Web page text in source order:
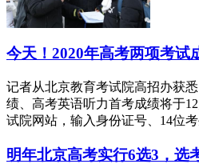
今天！2020年高考两项考试
记者从北京教育考试院高招办获
绩、高考英语听力首考成绩将于
试院网站，输入身份证号、14位
明年北京高考实行6选3，选